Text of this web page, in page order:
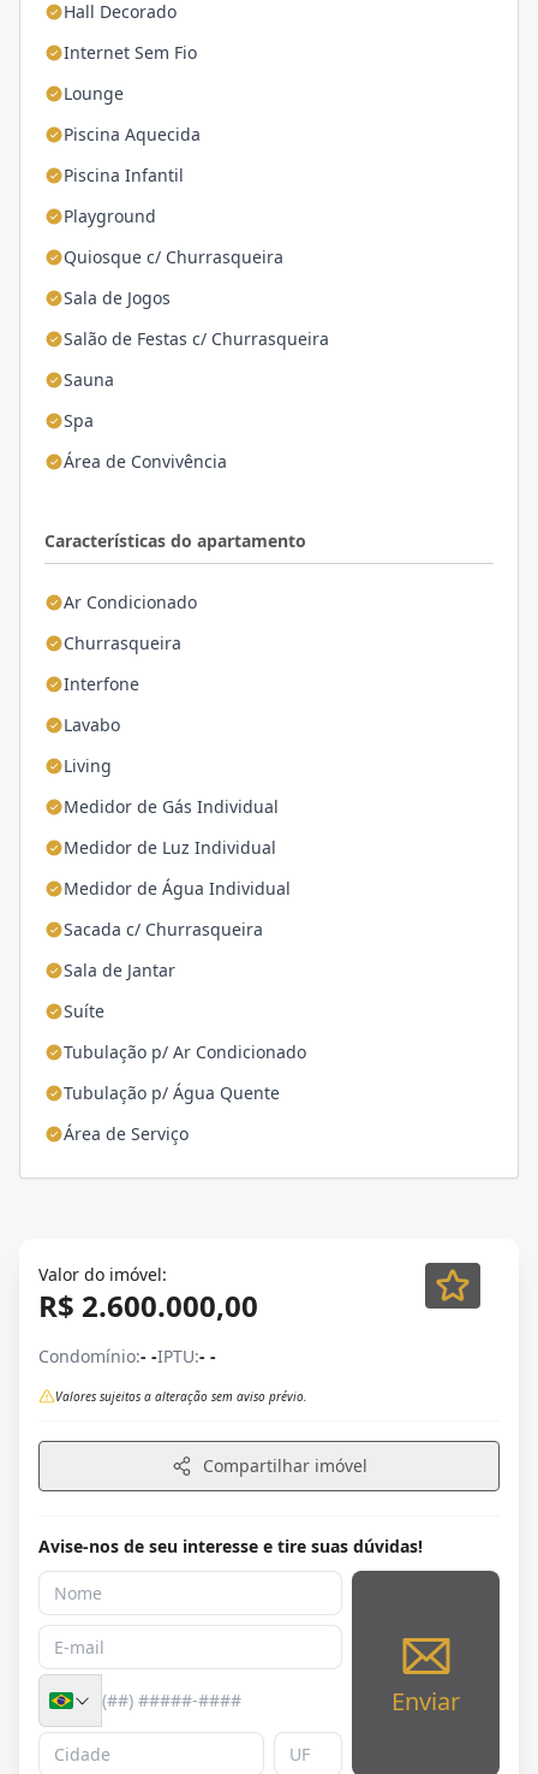
Hall Decorado
Internet Sem Fio
Lounge
Piscina Aquecida
Piscina Infantil
Playground
Quiosque c/ Churrasqueira
Sala de Jogos
Salão de Festas c/ Churrasqueira
Sauna
Spa
Área de Convivência
Características do apartamento
Ar Condicionado
Churrasqueira
Interfone
Lavabo
Living
Medidor de Gás Individual
Medidor de Luz Individual
Medidor de Água Individual
Sacada c/ Churrasqueira
Sala de Jantar
Suíte
Tubulação p/ Ar Condicionado
Tubulação p/ Água Quente
Área de Serviço
Valor do imóvel:
R$ 2.600.000,00
Condomínio:- -IPTU:- -
Valores sujeitos a alteração sem aviso prévio.
Compartilhar imóvel
Avise-nos de seu interesse e tire suas dúvidas!
Enviar